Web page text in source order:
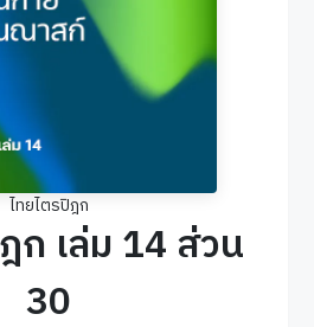
ไทยไตรปิฎก
ก เล่ม 14 ส่วน
30